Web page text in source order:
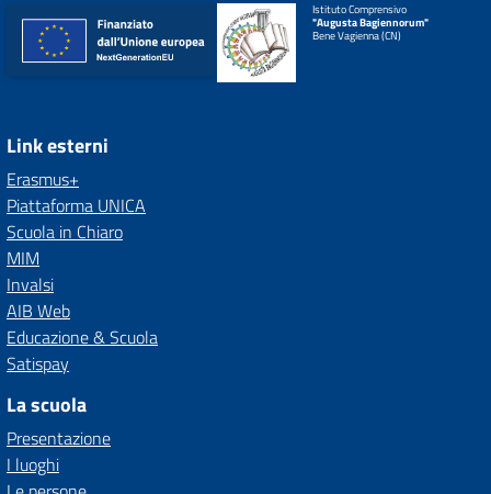
Istituto Comprensivo
"Augusta Bagiennorum"
Bene Vagienna (CN)
Link esterni
Erasmus+
Piattaforma UNICA
Scuola in Chiaro
MIM
Invalsi
AIB Web
Educazione & Scuola
Satispay
La scuola
Presentazione
I luoghi